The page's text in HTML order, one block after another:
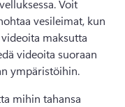
Voit
vesileimat, kun
maksutta
videoita suoraan
ympäristöihin.
mihin tahansa